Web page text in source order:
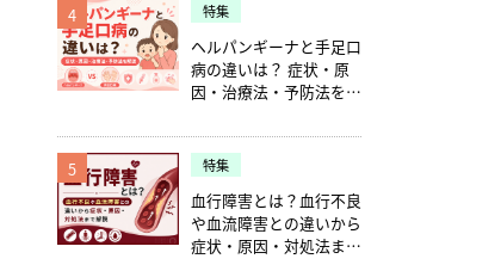
4 特集
ヘルパンギーナと手足口
病の違いは？ 症状・原
因・治療法・予防法を解
5 特集
血行障害とは？血行不良
や血流障害との違いから
症状・原因・対処法まで